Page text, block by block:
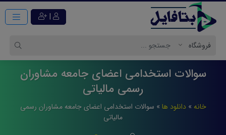
|
سوالات استخدامی اعضای جامعه مشاوران
رسمی مالیاتی
خانه » دانلود ها » سوالات استخدامی اعضای جامعه مشاوران رسمی
مالیاتی